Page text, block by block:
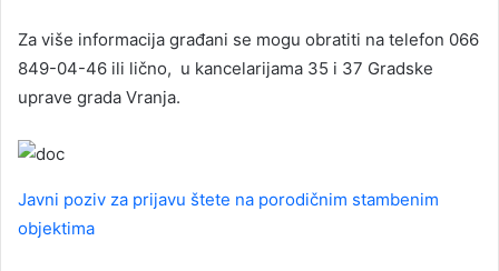
Za više informacija građani se mogu obratiti na telefon 066
849-04-46 ili lično, u kancelarijama 35 i 37 Gradske
uprave grada Vranja.
Javni poziv za prijavu štete na porodičnim stambenim
objektima